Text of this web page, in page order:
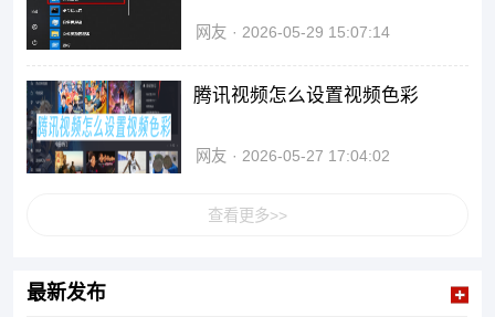
网友 2026-05-29 15:07:14
腾讯视频怎么设置视频色彩
网友 2026-05-27 17:04:02
查看更多>>
最新发布